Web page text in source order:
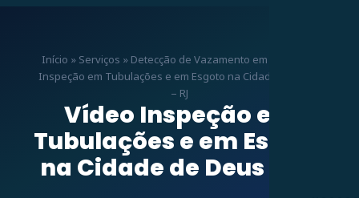
Início » Serviços » Detecção de Vazamento em RJ
Inspeção em Tubulações e em Esgoto na Cidade de Deus
– RJ
Vídeo Inspeção em
Tubulações e em Esgoto
na Cidade de Deus – RJ